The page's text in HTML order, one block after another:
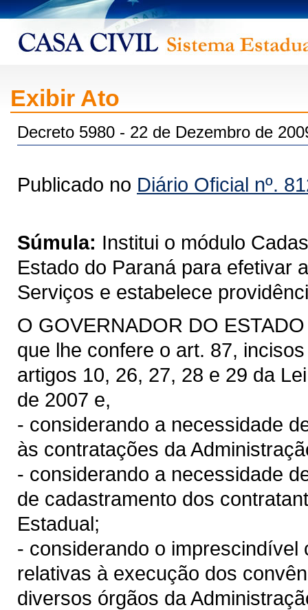
Exibir Ato
Decreto 5980 - 22 de Dezembro de
Publicado no Diário Oficial nº.
Súmula: Institui o módulo
Estado do Paraná para efetivar
Serviços e estabelece
O GOVERNADOR DO
que lhe confere o art. 87,
artigos 10, 26, 27, 28 e 29 da
de 2007 e,
- considerando a necessidade
às contratações da
- considerando a necessidade
de cadastramento dos
Estadual;
- considerando o
relativas à execução dos
diversos órgãos da